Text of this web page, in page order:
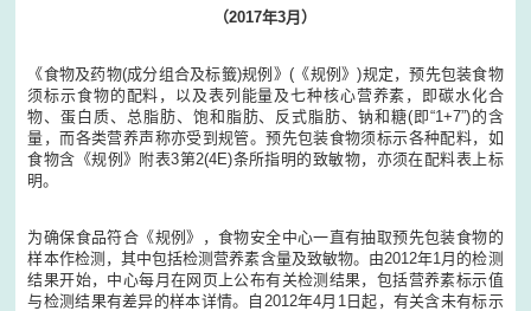
（2017年3月）
《食物及药物(成分组合及标籤)规例》(《规例》)规定，预先包装食物
须标示食物的配料，以及表列能量及七种核心营养素，即碳水化合
物、蛋白质、总脂肪、饱和脂肪、反式脂肪、钠和糖(即“1+7”)的含
量，而各类营养声称亦受到规管。预先包装食物须标示各种配料，如
食物含《规例》附表3第2(4E)条所指明的致敏物，亦须在配料表上标
明。
为确保食品符合《规例》，食物安全中心一直有抽取预先包装食物的
样本作检测，其中包括检测营养素含量及致敏物。由2012年1月的检测
结果开始，中心每月在网页上公布有关检测结果，包括营养素标示值
与检测结果有差异的样本详情。自2012年4月1日起，有关含未有标示